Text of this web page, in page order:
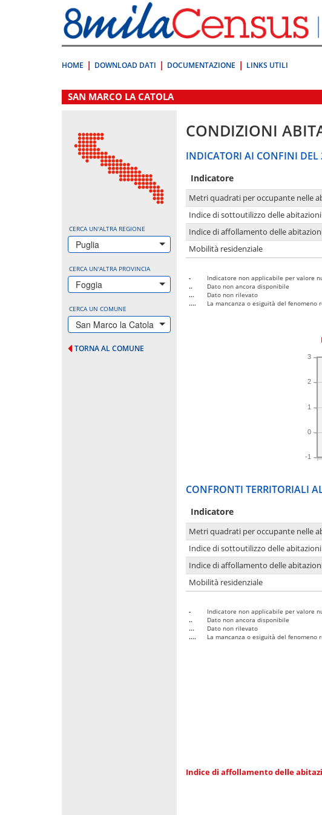
direttamente
a:
Contenuto
HOME DOWNLOAD DATI DOCUMENTAZIONE LINKS UTILI
.
SAN MARCO LA CATOLA
CERCA UN'ALTRA REGIONE
Puglia
CERCA UN'ALTRA PROVINCIA
Foggia
CERCA UN COMUNE
San Marco la Catola
TORNA AL COMUNE
CONDIZIONI
INDICATORI AI CONFINI DEL
Indicatore
Metri quadrati per occupante nelle
Indice di sottoutilizzo delle abitazioni
Indice di affollamento delle
Mobilità residenziale
-
Indicatore non applicabile per valore
..
Dato non ancora disponibile
...
Dato non rilevato
....
La mancanza o esiguità del fenomeno
-1
0
1
2
3
CONFRONTI TERRITORIALI
Indicatore
Metri quadrati per occupante nelle
Indice di sottoutilizzo delle abitazioni
Indice di affollamento delle
Mobilità residenziale
-
Indicatore non applicabile per valore
..
Dato non ancora disponibile
...
Dato non rilevato
....
La mancanza o esiguità del fenomeno
Indice di affollamento delle